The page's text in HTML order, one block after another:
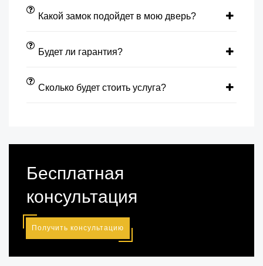
Какой замок подойдет в мою дверь?
Будет ли гарантия?
Сколько будет стоить услуга?
Бесплатная
консультация
Получить консультацию